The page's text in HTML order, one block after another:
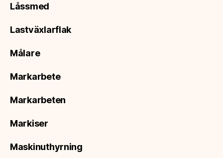
Låssmed
Lastväxlarflak
Målare
Markarbete
Markarbeten
Markiser
Maskinuthyrning